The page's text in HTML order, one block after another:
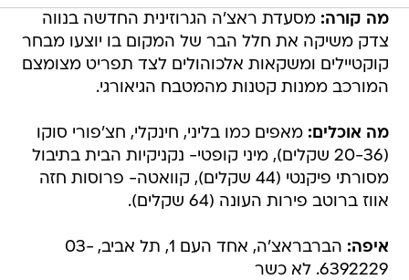
מה קורה: מסעדת ראצ'ה הגרוזינית החדשה בנווה
צדק משיקה את חלל הבר של המקום בו יוצעו מבחר
קוקטיילים ומשקאות אלכוהולים לצד תפריט מצומצם
המורכב ממנות קטנות מהמטבח הגיאורגי.
מה אוכלים: מאפים כמו בליני, חינקלי, חצ'פורי סוקו
(20-36 שקלים), מיני קופטי- נקניקיות הבית בתיבול
מסורתי פיקנטי (44 שקלים), קוואטה- פרוסות חזה
אווז ברוטב פירות העונה (64 שקלים).
איפה:
הברבראצ'ה, אחד העם 1, תל אביב, 03-
6392229. לא כשר